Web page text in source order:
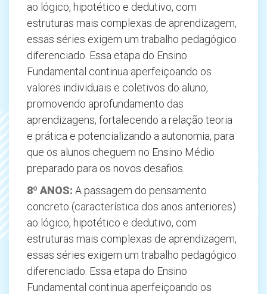
ao lógico, hipotético e dedutivo, com
estruturas mais complexas de aprendizagem,
essas séries exigem um trabalho pedagógico
diferenciado. Essa etapa do Ensino
Fundamental continua aperfeiçoando os
valores individuais e coletivos do aluno,
promovendo aprofundamento das
aprendizagens, fortalecendo a relação teoria
e prática e potencializando a autonomia, para
que os alunos cheguem no Ensino Médio
preparado para os novos desafios.
8º ANOS: A passagem do pensamento
concreto (característica dos anos anteriores)
ao lógico, hipotético e dedutivo, com
estruturas mais complexas de aprendizagem,
essas séries exigem um trabalho pedagógico
diferenciado. Essa etapa do Ensino
Fundamental continua aperfeiçoando os